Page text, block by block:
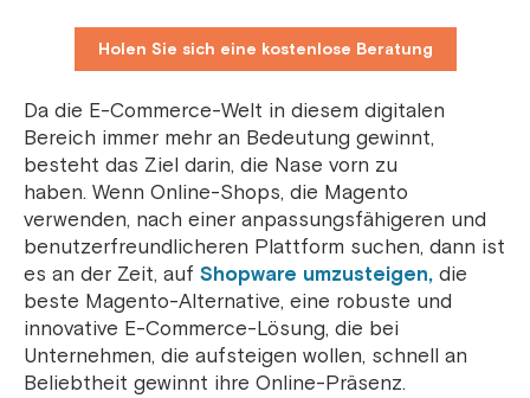
Holen Sie sich eine kostenlose Beratung
Da die E-Commerce-Welt in diesem digitalen
Bereich immer mehr an Bedeutung gewinnt,
besteht das Ziel darin, die Nase vorn zu
haben. Wenn Online-Shops, die Magento
verwenden, nach einer anpassungsfähigeren und
benutzerfreundlicheren Plattform suchen, dann ist
es an der Zeit, auf Shopware umzusteigen, die
beste Magento-Alternative, eine robuste und
innovative E-Commerce-Lösung, die bei
Unternehmen, die aufsteigen wollen, schnell an
Beliebtheit gewinnt ihre Online-Präsenz.